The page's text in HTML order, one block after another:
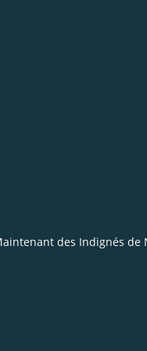
des Indignés de